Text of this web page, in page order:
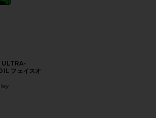
ULTRA-
フェイスオ